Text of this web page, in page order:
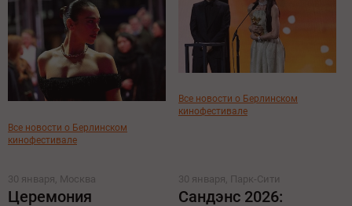
Все новости о Берлинском
кинофестивале
Все новости о Берлинском
кинофестивале
30 января, Москва
Церемония
30 января, Парк-Сити
Сандэнс 2026: